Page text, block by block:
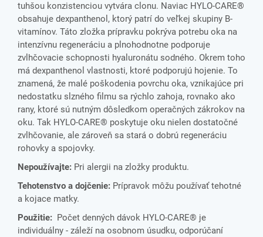
tuhšou konzistenciou vytvára clonu. Naviac HYLO-CARE®
obsahuje dexpanthenol, ktorý patrí do veľkej skupiny B-
vitamínov. Táto zložka prípravku pokrýva potrebu oka na
intenzívnu regeneráciu a plnohodnotne podporuje
zvlhčovacie schopnosti hyaluronátu sodného. Okrem toho
má dexpanthenol vlastnosti, ktoré podporujú hojenie. To
znamená, že malé poškodenia povrchu oka, vznikajúce pri
nedostatku slzného filmu sa rýchlo zahoja, rovnako ako
rany, ktoré sú nutným dôsledkom operačných zákrokov na
oku. Tak HYLO-CARE® poskytuje oku nielen dostatočné
zvlhčovanie, ale zároveň sa stará o dobrú regeneráciu
rohovky a spojovky.
Nepoužívajte: Pri alergii na zložky produktu.
Tehotenstvo a dojčenie: Prípravok môžu používať tehotné
a kojace matky.
Použitie: Počet denných dávok HYLO-CARE® je
individuálny - záleží na osobnom úsudku, odporúčaní